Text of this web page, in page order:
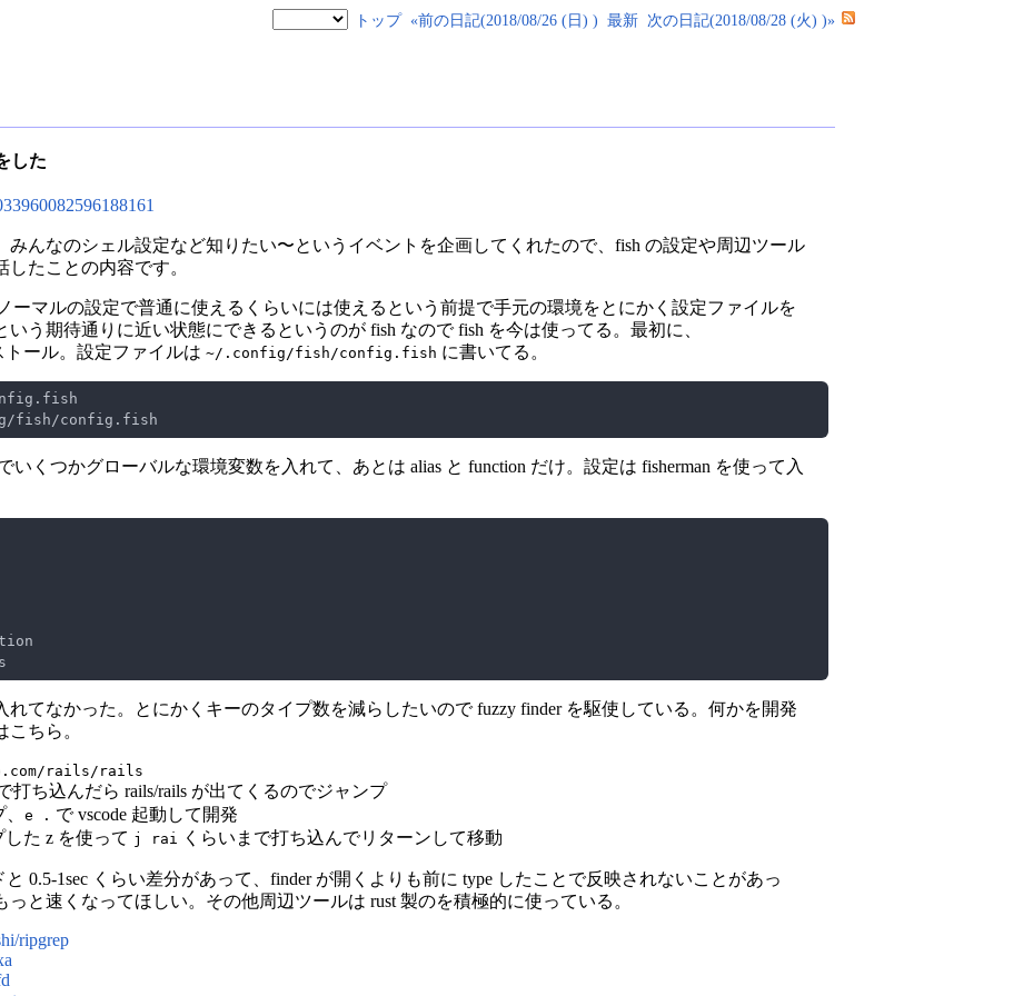
トップ «前の日記(2018/08/26 (日) ) 最新 次の日記(2018/08/28 (火) )»
した
みんなのシェル設定など知りたい〜というイベントを企画してくれたので、fish の設定や周辺ツール
たことの内容です。
ノーマルの設定で普通に使えるくらいには使えるという前提で手元の環境をとにかく設定ファイルを
う期待通りに近い状態にできるというのが fish なので fish を今は使ってる。最初に、
トール。設定ファイルは ~/.config/fish/config.fish に書いてる。
いくつかグローバルな環境変数を入れて、あとは alias と function だけ。設定は fisherman を使って入
てなかった。とにかくキーのタイプ数を減らしたいので fuzzy finder を駆使している。何かを開発
ちら。
rails/rails
打ち込んだら rails/rails が出てくるのでジャンプ
e . で vscode 起動して開発
た z を使って j rai くらいまで打ち込んでリターンして移動
0.5-1sec くらい差分があって、finder が開くよりも前に type したことで反映されないことがあっ
と速くなってほしい。その他周辺ツールは rust 製のを積極的に使っている。
ripgrep